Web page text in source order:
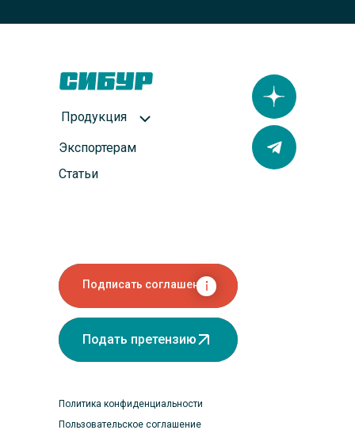
Подписать соглашение
Подать претензию
Продукция
Политика конфиденциальности
Пользовательское соглашение
Статьи
Экспортерам